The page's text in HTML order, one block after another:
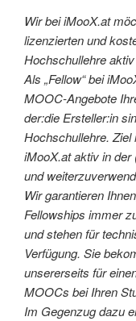
Wir bei iMooX.at
lizenzierten und
Hochschullehre
Als „Fellow“ bei
MOOC-Angebote
der:die Ersteller:in
Hochschullehre. Ziel
iMooX.at aktiv in
und
Wir garantieren
Fellowships immer
und stehen für
Verfügung. Sie
unsererseits für
MOOCs bei Ihren
Im Gegenzug dazu